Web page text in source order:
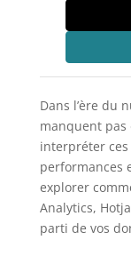
Dans l’ère du
manquent pas
interpréter
performances
explorer
Analytics,
parti de vos